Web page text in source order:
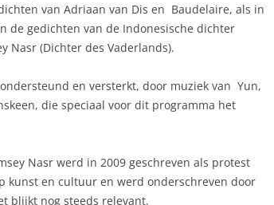
van Adriaan van Dis en Baudelaire, als in
de gedichten van de Indonesische dichter
Nasr (Dichter des Vaderlands).
en versterkt, door muziek van Yun,
die speciaal voor dit programma het
Nasr werd in 2009 geschreven als protest
kunst en cultuur en werd onderschreven door
blijkt nog steeds relevant.